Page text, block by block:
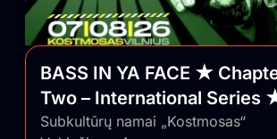
BASS IN YA FACE ★
Two – International Series
Vilnius/Lithuania
Subkultūrų namai „Kostmosas“